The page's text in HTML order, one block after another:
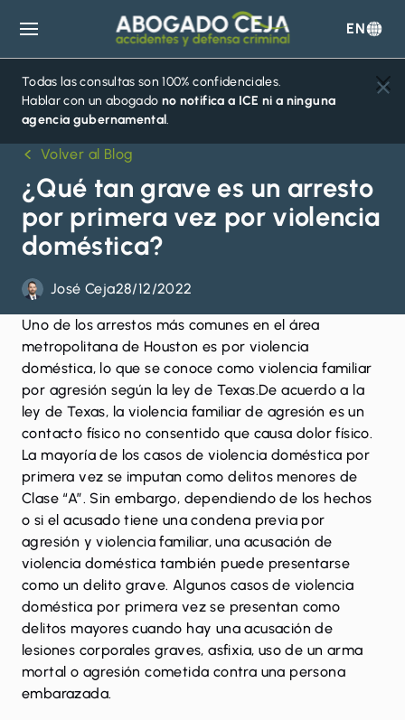
Abogado
Ceja
EN
Todas las consultas son 100% confidenciales.
Hablar con un abogado no notifica a ICE ni a ninguna
agencia gubernamental.
Volver al Blog
¿Qué tan grave es un arresto
por primera vez por violencia
doméstica?
José Ceja28/12/2022
Uno de los arrestos más comunes en el área
metropolitana de Houston es por violencia
doméstica, lo que se conoce como violencia familiar
por agresión según la ley de Texas.De acuerdo a la
ley de Texas, la violencia familiar de agresión es un
contacto físico no consentido que causa dolor físico.
La mayoría de los casos de violencia doméstica por
primera vez se imputan como delitos menores de
Clase “A”. Sin embargo, dependiendo de los hechos
o si el acusado tiene una condena previa por
agresión y violencia familiar, una acusación de
violencia doméstica también puede presentarse
como un delito grave. Algunos casos de violencia
doméstica por primera vez se presentan como
delitos mayores cuando hay una acusación de
lesiones corporales graves, asfixia, uso de un arma
mortal o agresión cometida contra una persona
embarazada.